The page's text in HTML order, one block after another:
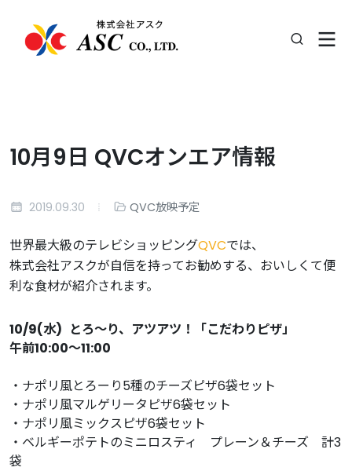
10月9日 QVCオンエア情報
2019.09.30 QVC放映予定
世界最大級のテレビショッピングQVCでは、
株式会社アスクが自信を持ってお勧めする、おいしくて便
利な食材が紹介されます。
10/9(水) とろ〜り、アツアツ！「こだわりピザ」
午前10:00〜11:00
・ナポリ風とろーり5種のチーズピザ6袋セット
・ナポリ風マルゲリータピザ6袋セット
・ナポリ風ミックスピザ6袋セット
・ベルギーポテトのミニロスティ プレーン＆チーズ 計3
袋